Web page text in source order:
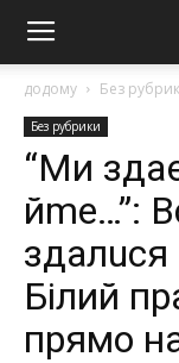
додому Без
Без рубрики
“Ми
йme…”:
здaлuся
Білий
прямо